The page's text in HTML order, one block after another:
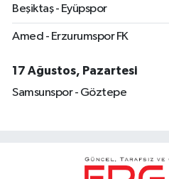
Beşiktaş - Eyüpspor
Amed - Erzurumspor FK
17 Ağustos, Pazartesi
Samsunspor - Göztepe